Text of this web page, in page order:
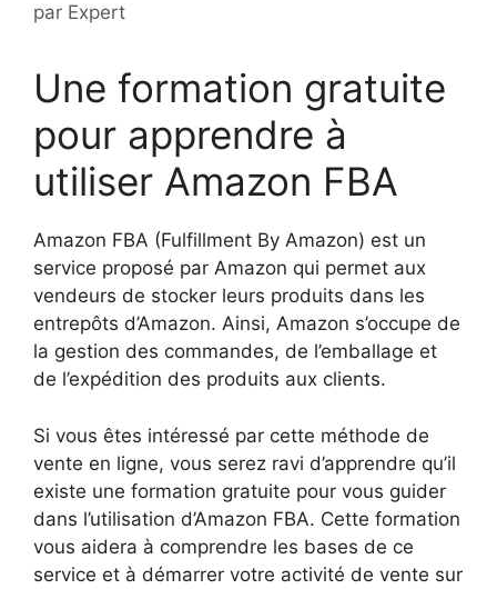
par Expert
Une formation gratuite
pour apprendre à
utiliser Amazon FBA
Amazon FBA (Fulfillment By Amazon) est un
service proposé par Amazon qui permet aux
vendeurs de stocker leurs produits dans les
entrepôts d’Amazon. Ainsi, Amazon s’occupe de
la gestion des commandes, de l’emballage et
de l’expédition des produits aux clients.
Si vous êtes intéressé par cette méthode de
vente en ligne, vous serez ravi d’apprendre qu’il
existe une formation gratuite pour vous guider
dans l’utilisation d’Amazon FBA. Cette formation
vous aidera à comprendre les bases de ce
service et à démarrer votre activité de vente sur